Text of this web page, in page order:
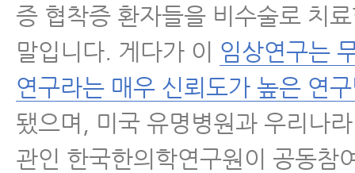
증 협착증 환자들을 비수술로 치
말입니다. 게다가 이 임상연구는
연구라는 매우 신뢰도가 높은 연
됐으며, 미국 유명병원과 우리나
관인 한국한의학연구원이 공동참